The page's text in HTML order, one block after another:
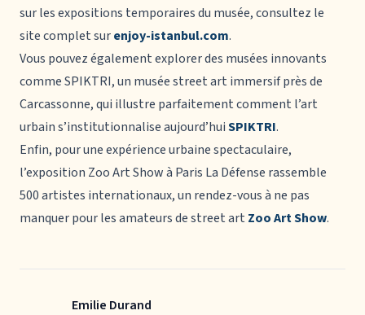
sur les expositions temporaires du musée, consultez le
site complet surenjoy-istanbul.com.
Vous pouvez également explorer des musées innovants
comme SPIKTRI, un musée street art immersif près de
Carcassonne, qui illustre parfaitement comment l’art
urbain s’institutionnalise aujourd’huiSPIKTRI.
Enfin, pour une expérience urbaine spectaculaire,
l’exposition Zoo Art Show à Paris La Défense rassemble
500 artistes internationaux, un rendez-vous à ne pas
manquer pour les amateurs de street art Zoo Art Show.
Emilie Durand